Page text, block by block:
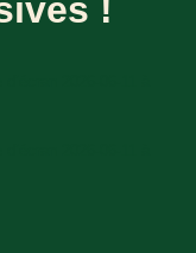
!